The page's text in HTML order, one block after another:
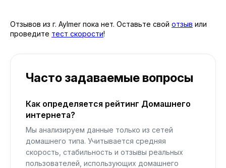
Отзывов из г. Aylmer пока нет. Оставьте свой отзыв или
проведите тест скорости!
Часто задаваемые вопросы
Как определяется рейтинг Домашнего
интернета?
Мы анализируем данные только из сетей
домашнего типа. Учитывается средняя
скорость, стабильность и отзывы реальных
пользователей, использующих домашнего